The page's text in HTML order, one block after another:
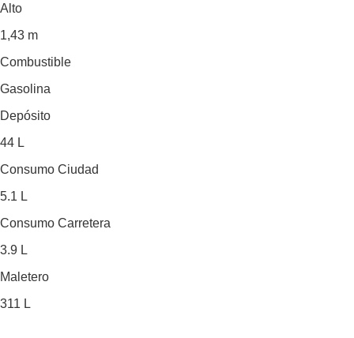
Alto
1,43 m
Combustible
Gasolina
Depósito
44 L
Consumo Ciudad
5.1 L
Consumo Carretera
3.9 L
Maletero
311 L